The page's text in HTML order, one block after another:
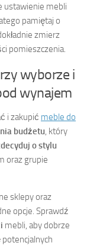
ustawienie mebli
pamiętaj o
zmierz
pomieszczenia.
wyborze i
wynajem
i zakupić meble do
budżetu , który
o stylu
oraz grupie
sklepy oraz
opcje. Sprawdź
mebli, aby dobrze